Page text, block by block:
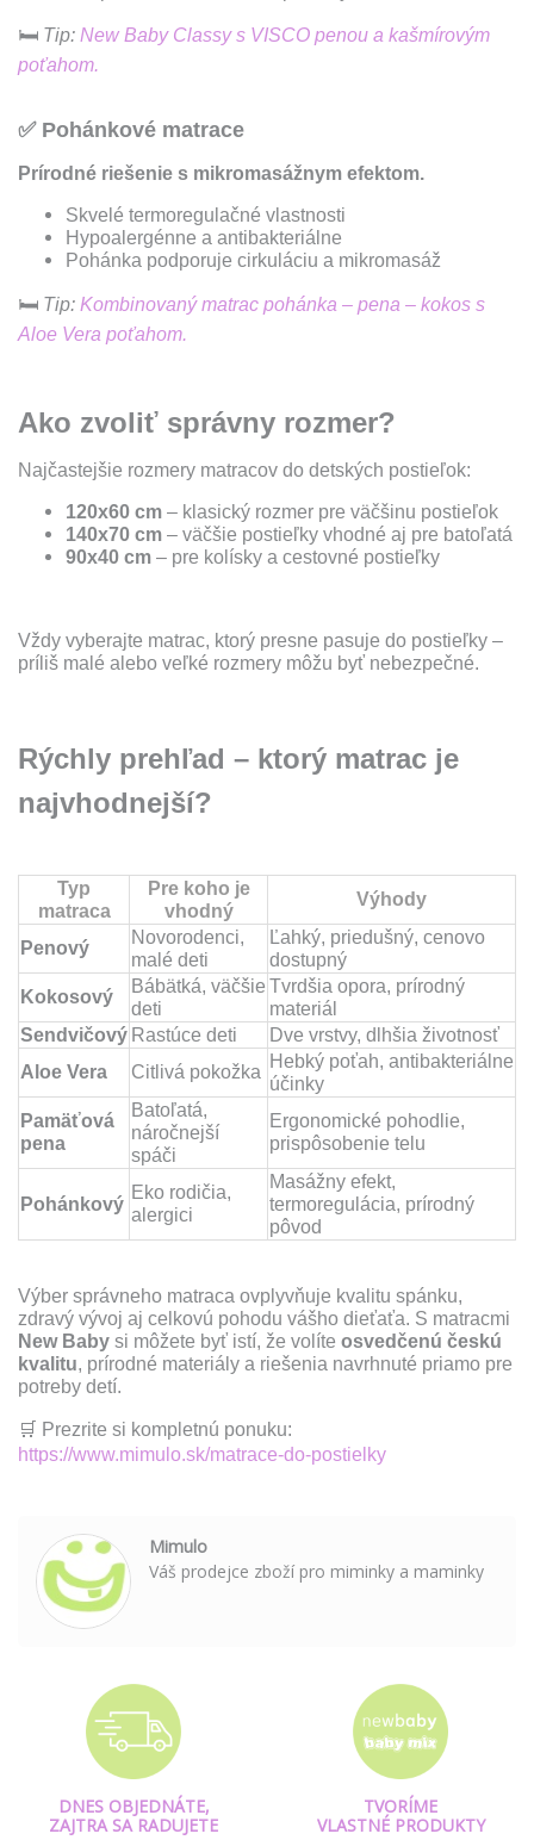
🛏 Tip: New Baby Classy s VISCO penou a kašmírovým
poťahom.
✅Pohánkové matrace
Prírodné riešenie s mikromasážnym efektom.
Skvelé termoregulačné vlastnosti
Hypoalergénne a antibakteriálne
Pohánka podporuje cirkuláciu a mikromasáž
🛏 Tip: Kombinovaný matrac pohánka – pena – kokos s
Aloe Vera poťahom.
Ako zvoliť správny rozmer?
Najčastejšie rozmery matracov do detských postieľok:
120x60 cm – klasický rozmer pre väčšinu postieľok
140x70 cm – väčšie postieľky vhodné aj pre batoľatá
90x40 cm – pre kolísky a cestovné postieľky
Vždy vyberajte matrac, ktorý presne pasuje do postieľky –
príliš malé alebo veľké rozmery môžu byť nebezpečné.
Rýchly prehľad – ktorý matrac je
najvhodnejší?
Typ
matraca
Pre koho je
vhodný
Výhody
Penový
Novorodenci,
malé deti
Ľahký, priedušný, cenovo
dostupný
Kokosový
Bábätká, väčšie
deti
Tvrdšia opora, prírodný
materiál
Sendvičový Rastúce deti
Dve vrstvy, dlhšia životnosť
Aloe Vera
Citlivá pokožka
Hebký poťah, antibakteriálne
účinky
Pamäťová
pena
Batoľatá,
náročnejší
spáči
Ergonomické pohodlie,
prispôsobenie telu
Pohánkový
Eko rodičia,
alergici
Masážny efekt,
termoregulácia, prírodný
pôvod
Výber správneho matraca ovplyvňuje kvalitu spánku,
zdravý vývoj aj celkovú pohodu vášho dieťaťa. S matracmi
New Baby si môžete byť istí, že volíte osvedčenú českú
kvalitu, prírodné materiály a riešenia navrhnuté priamo pre
potreby detí.
🛒 Prezrite si kompletnú ponuku:
https://www.mimulo.sk/matrace-do-postielky
Mimulo
Váš prodejce zboží pro miminky a maminky
DNES OBJEDNÁTE,
ZAJTRA SA RADUJETE
TVORÍME
VLASTNÉ PRODUKTY